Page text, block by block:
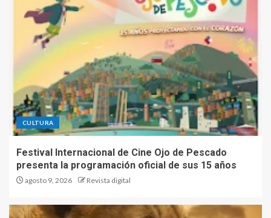
CULTURA
Festival Internacional de Cine Ojo de Pescado
presenta la programación oficial de sus 15 años
agosto 9, 2026 Revista digital